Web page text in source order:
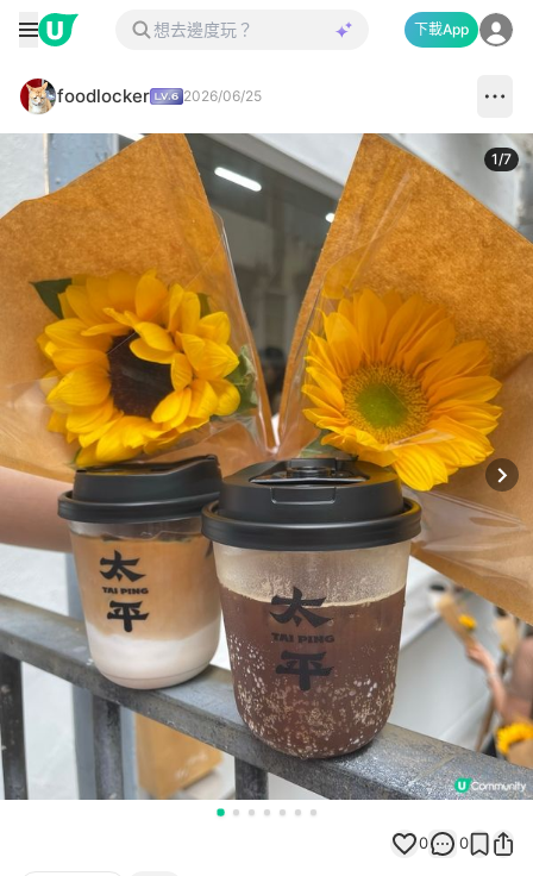
下載App
foodlocker 2026/06/25
1/7
0 0